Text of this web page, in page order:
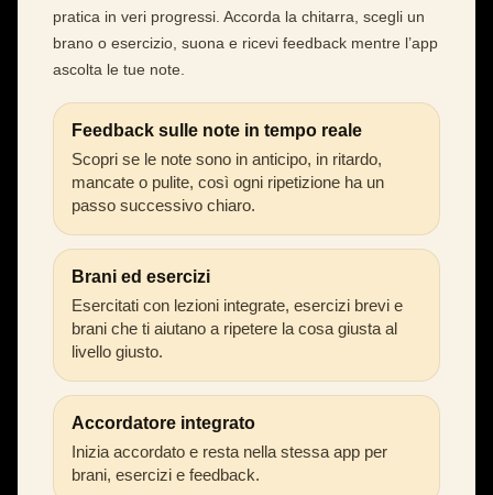
pratica in veri progressi. Accorda la chitarra, scegli un
brano o esercizio, suona e ricevi feedback mentre l’app
ascolta le tue note.
Feedback sulle note in tempo reale
Scopri se le note sono in anticipo, in ritardo,
mancate o pulite, così ogni ripetizione ha un
passo successivo chiaro.
Brani ed esercizi
Esercitati con lezioni integrate, esercizi brevi e
brani che ti aiutano a ripetere la cosa giusta al
livello giusto.
Accordatore integrato
Inizia accordato e resta nella stessa app per
brani, esercizi e feedback.